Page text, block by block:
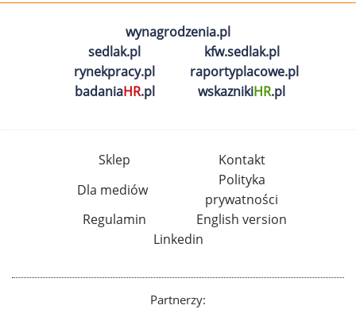
wynagrodzenia.pl
sedlak.pl
kfw.sedlak.pl
rynekpracy.pl
raportyplacowe.pl
badaniaHR.pl wskaznikiHR.pl
Sklep
Kontakt
Dla mediów
Polityka
prywatności
Regulamin
English version
Linkedin
Partnerzy: